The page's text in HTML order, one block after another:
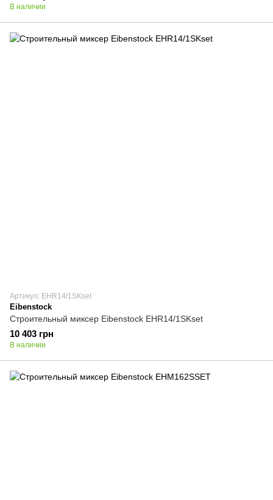
В наличии
Артикул: EHR14/1SKset
Eibenstock
Строительный миксер Eibenstock EHR14/1SKset
10 403 грн
В наличии